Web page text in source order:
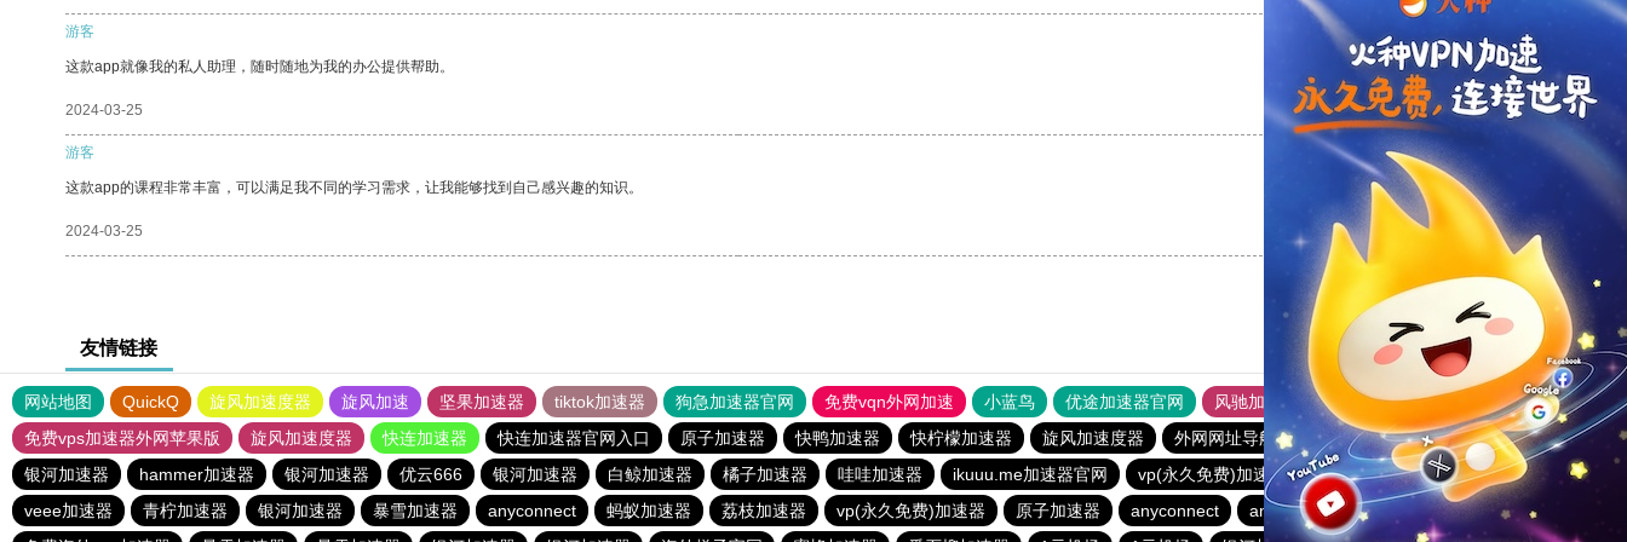
游客
这款app就像我的私人助理，随时随地为我的办公提供帮助。
2024-03-25 支持[0] 反对[0]
游客
这款app的课程非常丰富，可以满足我不同的学习需求，让我能够找到自己感兴趣的知识。
2024-03-25 支持[0] 反对[0]
友情链接
网站地图 QuickQ 旋风加速度器 旋风加速 坚果加速器 tiktok加速器 狗急加速器官网 免费vqn外网加速 小蓝鸟 优途加速器官网 风驰加速器
旋风加速器
免费vps加速器外网苹果版
旋风加速度器 快连加速器 快连加速器官网入口 原子加速器 快鸭加速器 快柠檬加速器 旋风加速度器 外网网址导航 软件中心 速鹰666
银河加速器
银河加速器
hammer加速器 银河加速器 优云666 银河加速器 白鲸加速器 橘子加速器 哇哇加速器 ikuuu.me加速器官网 vp(永久免费)加速器 青柠加速器
海鸥加速器
veee加速器
青柠加速器 银河加速器 暴雪加速器 anyconnect 蚂蚁加速器 荔枝加速器 vp(永久免费)加速器 原子加速器 anyconnect anyconnect 银河加速器
abc加速器